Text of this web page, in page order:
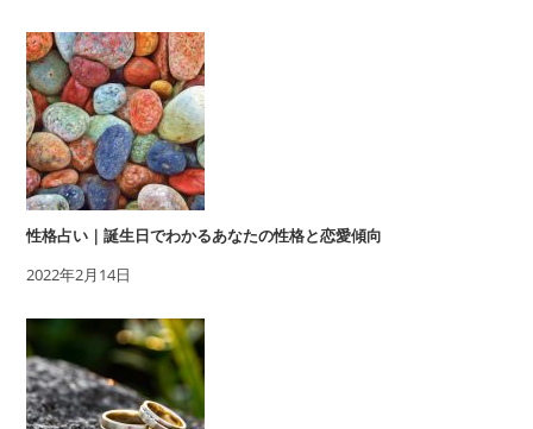
性格占い｜誕生日でわかるあなたの性格と恋愛傾向
2022年2月14日